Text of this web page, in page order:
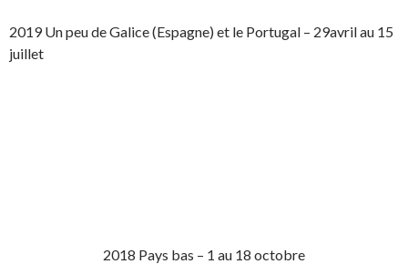
2019 Un peu de Galice (Espagne) et le Portugal – 29avril au 15
juillet
2018 Pays bas – 1 au 18 octobre